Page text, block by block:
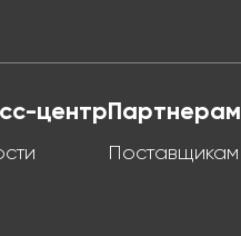
центрПартнерам
Поставщикам